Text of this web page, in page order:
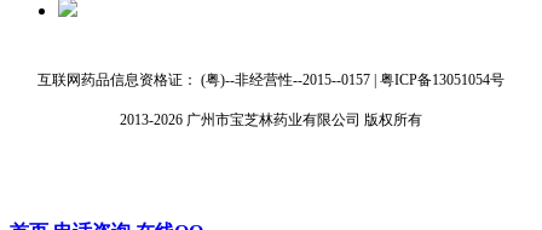
互联网药品信息资格证： (粤)--非经营性--2015--0157 | 粤ICP备13051054号
2013-2026 广州市宝芝林药业有限公司 版权所有